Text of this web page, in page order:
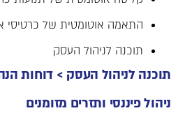
התאמה אוטומטית של כרטיסי
תוכנה לניהול העסק
תוכנה לניהול העסק > דוחות
ניהול פיננסי ותזרים מזומנים